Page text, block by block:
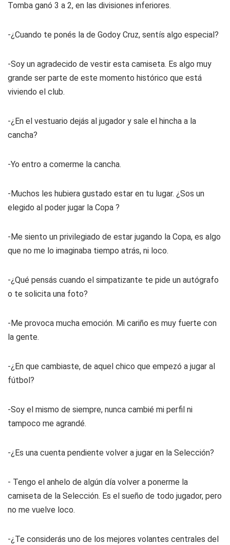
Tomba ganó 3 a 2, en las divisiones inferiores.
-¿Cuando te ponés la de Godoy Cruz, sentís algo especial?
-Soy un agradecido de vestir esta camiseta. Es algo muy
grande ser parte de este momento histórico que está
viviendo el club.
-¿En el vestuario dejás al jugador y sale el hincha a la
cancha?
-Yo entro a comerme la cancha.
-Muchos les hubiera gustado estar en tu lugar. ¿Sos un
elegido al poder jugar la Copa ?
-Me siento un privilegiado de estar jugando la Copa, es algo
que no me lo imaginaba tiempo atrás, ni loco.
-¿Qué pensás cuando el simpatizante te pide un autógrafo
o te solicita una foto?
-Me provoca mucha emoción. Mi cariño es muy fuerte con
la gente.
-¿En que cambiaste, de aquel chico que empezó a jugar al
fútbol?
-Soy el mismo de siempre, nunca cambié mi perfil ni
tampoco me agrandé.
-¿Es una cuenta pendiente volver a jugar en la Selección?
- Tengo el anhelo de algún día volver a ponerme la
camiseta de la Selección. Es el sueño de todo jugador, pero
no me vuelve loco.
-¿Te considerás uno de los mejores volantes centrales del